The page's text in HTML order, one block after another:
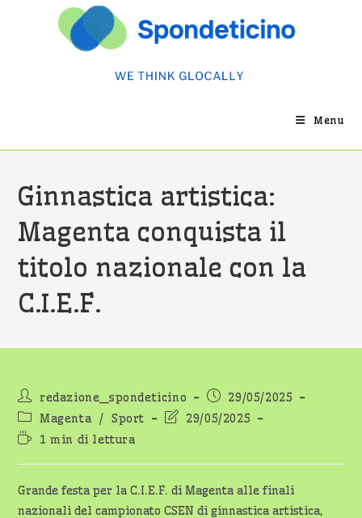
Menu
Ginnastica artistica:
Magenta conquista il
titolo nazionale con la
C.I.E.F.
Autore
dell'articolo:
redazione_spondeticino
Articolo
pubblicato:
29/05/2025
Categoria
dell'articolo:
Magenta / Sport
Ultima29/05/2025
Tempo
lettura:
1 min di lettura
Grande festa per la C.I.E.F. di Magenta alle finali
nazionali del campionato CSEN di ginnastica artistica,